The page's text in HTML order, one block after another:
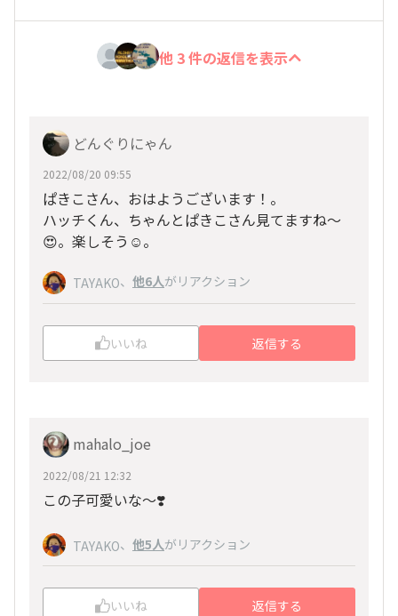
他 3 件の返信を表示
どんぐりにゃん
2022/08/20 09:55
ぱきこさん、おはようございます！。
ハッチくん、ちゃんとぱきこさん見てますね〜
😍。楽しそう☺️。
TAYAKO、 他6人がリアクション
いいね 返信する
mahalo_joe
2022/08/21 12:32
この子可愛いな〜❣️
TAYAKO、 他5人がリアクション
いいね 返信する